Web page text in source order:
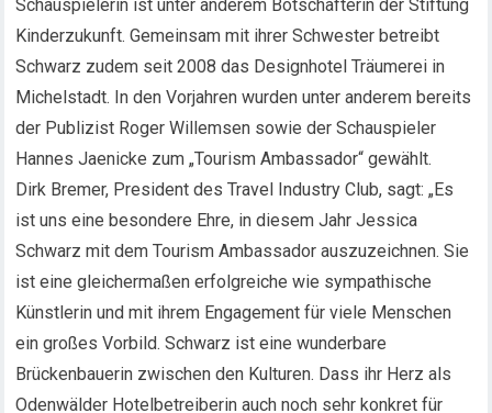
Schauspielerin ist unter anderem Botschafterin der Stiftung
Kinderzukunft. Gemeinsam mit ihrer Schwester betreibt
Schwarz zudem seit 2008 das Designhotel Träumerei in
Michelstadt. In den Vorjahren wurden unter anderem bereits
der Publizist Roger Willemsen sowie der Schauspieler
Hannes Jaenicke zum „Tourism Ambassador“ gewählt.
Dirk Bremer, President des Travel Industry Club, sagt: „Es
ist uns eine besondere Ehre, in diesem Jahr Jessica
Schwarz mit dem Tourism Ambassador auszuzeichnen. Sie
ist eine gleichermaßen erfolgreiche wie sympathische
Künstlerin und mit ihrem Engagement für viele Menschen
ein großes Vorbild. Schwarz ist eine wunderbare
Brückenbauerin zwischen den Kulturen. Dass ihr Herz als
Odenwälder Hotelbetreiberin auch noch sehr konkret für